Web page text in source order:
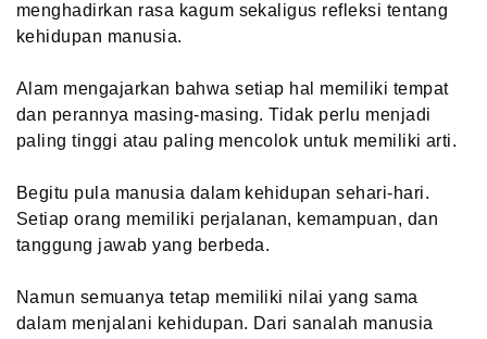
menghadirkan rasa kagum sekaligus refleksi tentang
kehidupan manusia.
Alam mengajarkan bahwa setiap hal memiliki tempat
dan perannya masing-masing. Tidak perlu menjadi
paling tinggi atau paling mencolok untuk memiliki arti.
Begitu pula manusia dalam kehidupan sehari-hari.
Setiap orang memiliki perjalanan, kemampuan, dan
tanggung jawab yang berbeda.
Namun semuanya tetap memiliki nilai yang sama
dalam menjalani kehidupan. Dari sanalah manusia